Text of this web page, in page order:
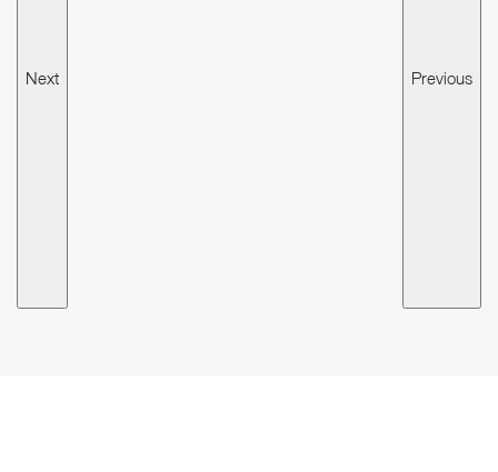
Previous
Next